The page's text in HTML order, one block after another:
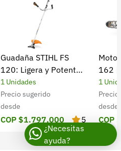
Guadaña STIHL FS
120: Ligera y Potente
para el Campo
1 Unidades
Precio sugerido
desde
COP $1.797.000 5
162 |
1
desde
COP
¿Necesitas
ayuda?